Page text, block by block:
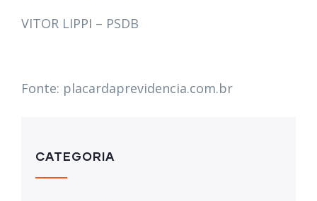
VITOR LIPPI – PSDB
Fonte: placardaprevidencia.com.br
CATEGORIA